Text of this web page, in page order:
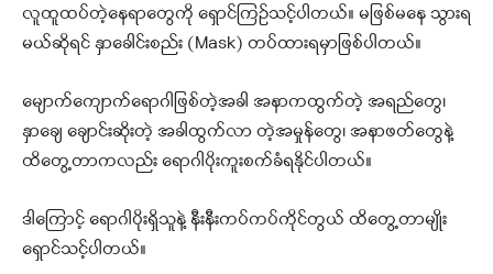
လူထူထပ်တဲ့နေရာတွေကို ရှောင်ကြဉ်သင့်ပါတယ်။ မဖြစ်မနေ သွားရ
မယ်ဆိုရင် နှာခေါင်းစည်း (Mask) တပ်ထားရမှာဖြစ်ပါတယ်။
မျောက်ကျောက်ရောဂါဖြစ်တဲ့အခါ အနာကထွက်တဲ့ အရည်တွေ၊
နှာချေ ချောင်းဆိုးတဲ့ အခါထွက်လာ တဲ့အမှုန်တွေ၊ အနာဖတ်တွေနဲ့
ထိတွေ့တာကလည်း ရောဂါပိုးကူးစက်ခံရနိုင်ပါတယ်။
ဒါကြောင့် ရောဂါပိုးရှိသူနဲ့ နီးနီးကပ်ကပ်ကိုင်တွယ် ထိတွေ့တာမျိုး
ရှောင်သင့်ပါတယ်။